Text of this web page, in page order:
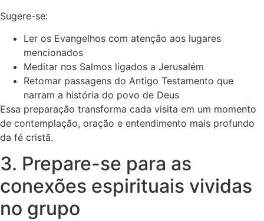
Sugere-se:
Ler os Evangelhos com atenção aos lugares
mencionados
Meditar nos Salmos ligados a Jerusalém
Retomar passagens do Antigo Testamento que
narram a história do povo de Deus
Essa preparação transforma cada visita em um momento
de contemplação, oração e entendimento mais profundo
da fé cristã.
3. Prepare-se para as
conexões espirituais vividas
no grupo